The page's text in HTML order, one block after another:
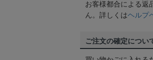
お客様都合による返
ん。詳しくはヘルプ
ご注文の確定につい